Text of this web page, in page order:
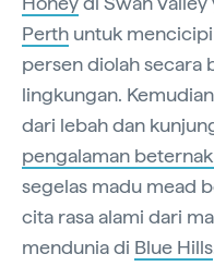
Perth untuk
persen diolah secara
lingkungan.
dari lebah dan
pengalaman
segelas madu mead
cita rasa alami dari
mendunia di Blue Hills